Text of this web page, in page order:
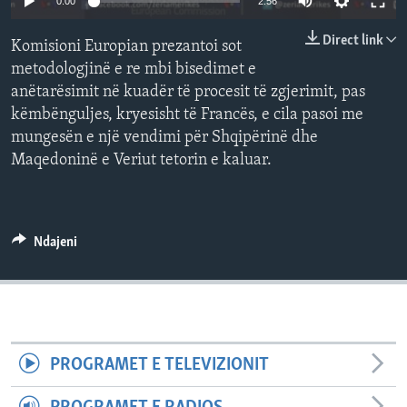
DITARI
Direct link
Komisioni Europian prezantoi sot
metodologjinë e re mbi bisedimet e
anëtarësimit në kuadër të procesit të zgjerimit, pas
këmbënguljes, kryesisht të Francës, e cila pasoi me
mungesën e një vendimi për Shqipërinë dhe
Maqedoninë e Veriut tetorin e kaluar.
Ndajeni
PROGRAMET E TELEVIZIONIT